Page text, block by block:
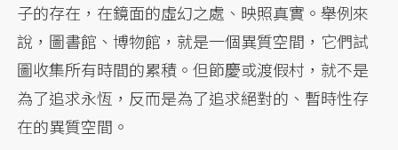
子的存在，在鏡面的虛幻之處、映照真實。舉例來
說，圖書館、博物館，就是一個異質空間，它們試
圖收集所有時間的累積。但節慶或渡假村，就不是
為了追求永恆，反而是為了追求絕對的、暫時性存
在的異質空間。